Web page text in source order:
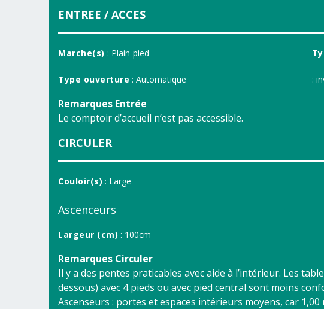
ENTREE / ACCES
Marche(s) : Plain-pied
Type ouverture : Automatique :
Remarques Entrée
Le comptoir d’accueil n’est pas accessible.
CIRCULER
Couloir(s) : Large
Ascenceurs
Largeur (cm) : 100cm
Remarques Circuler
Il y a des pentes praticables avec aide à l’intérieur. Les
dessous) avec 4 pieds ou avec pied central sont moins
Ascenseurs : portes et espaces intérieurs moyens, car